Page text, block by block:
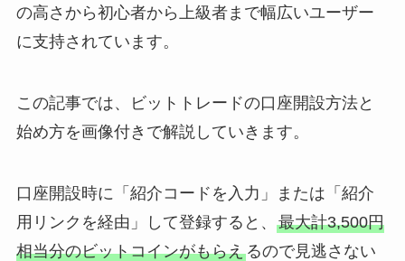
の高さから初心者から上級者まで幅広いユーザー
に支持されています。
この記事では、ビットトレードの口座開設方法と
始め方を画像付きで解説していきます。
口座開設時に「紹介コードを入力」または「紹介
用リンクを経由」して登録すると、 最大計3,500円
相当分のビットコインがもらえるので見逃さない